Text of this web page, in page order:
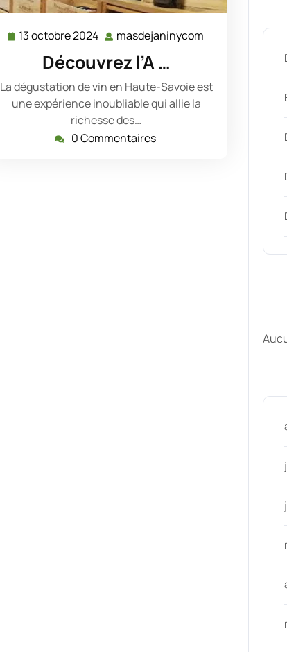
13 octobre 2024 13
octobre
2024
masdejaninycom masdejaninycom
Découvrez l’A …
La dégustation de vin en Haute-Savoie est
une expérience inoubliable qui allie la
richesse des…
0 Commentaires